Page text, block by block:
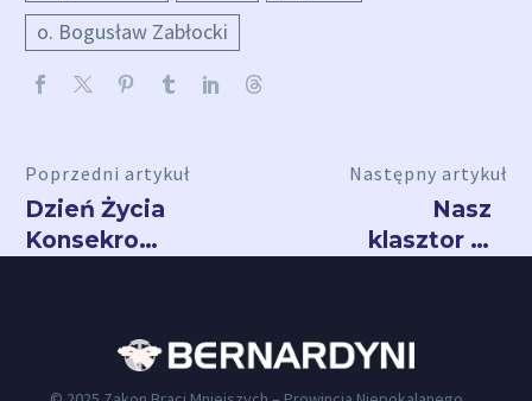
o. Bogusław Zabłocki
Poprzedni artykuł
Dzień Życia
Konsekrowanego
Następny artykuł
Nasz
klasztor w
Historii